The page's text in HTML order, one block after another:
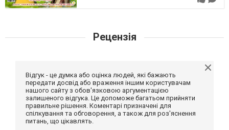
Рецензія
Відгук - це думка або оцінка людей, які бажають
передати досвід або враження іншим користувачам
нашого сайту з обов'язковою аргументацією
залишеного відгука. Це допоможе багатьом прийняти
правильне рішення. Коментарі призначені для
спілкування та обговорення, а також для роз'яснення
питань, що цікавлять.